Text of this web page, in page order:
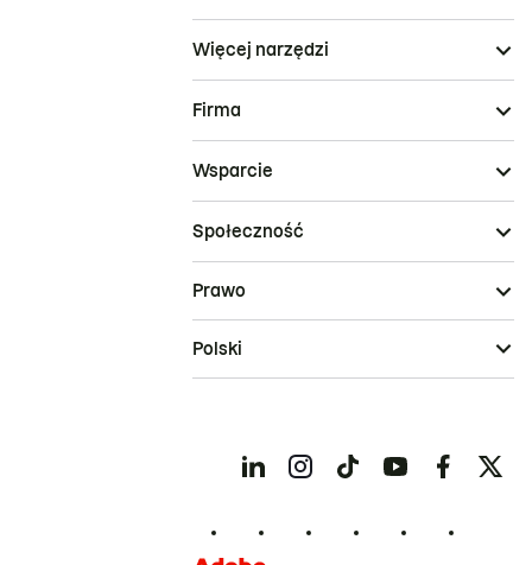
Więcej narzędzi
Firma
Wsparcie
Społeczność
Prawo
Polski